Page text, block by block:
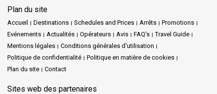
Plan du site
Accueil Destinations Schedules and Prices Arrêts
Promotions
Evénements
Actualités Opérateurs Avis FAQ's
Travel Guide
Mentions légales
Conditions générales d'utilisation
Politique de confidentialité
Politique en matière de cookies
Plan du site
Contact
Sites web des partenaires